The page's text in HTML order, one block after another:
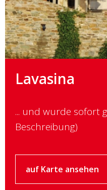
Lavasina
... und wurde sofort
Beschreibung)
auf Karte ansehen